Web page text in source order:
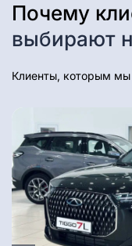
Почему
выбирают
Клиенты, которым мы